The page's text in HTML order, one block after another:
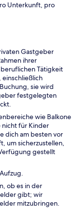
Unterkunft, pro
Gastgeber
ihrer
Tätigkeit
einschließlich
sie wird
festgelegten
wie Balkone
nicht für Kinder
dich am besten vor
um sicherzustellen,
gestellt
ob es in der
gibt; wir
mitzubringen.